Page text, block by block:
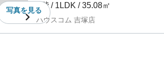
写真を見る
2階 / 1LDK / 35.08㎡
ハウスコム 吉塚店